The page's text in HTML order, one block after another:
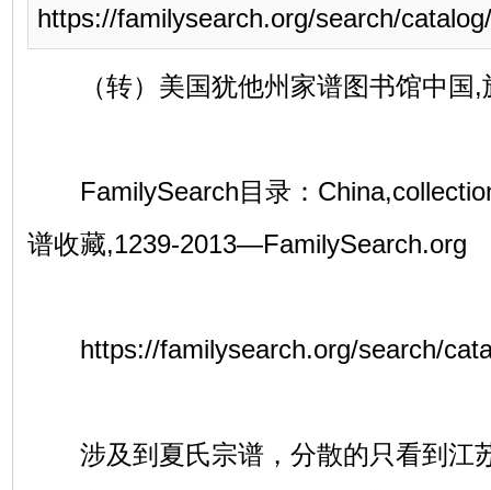
https://familysearch.org/search/
（转）美国犹他州家谱图书馆中国,
FamilySearch目录：
谱收藏,1239-2013—FamilySearch.org
https://familysearch.org/search/
涉及到夏氏宗谱，分散的只看到江